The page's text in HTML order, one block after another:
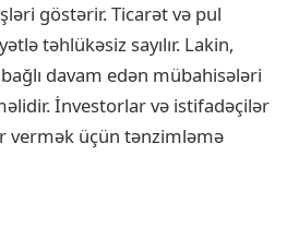
göstərir. Ticarət və pul
təhlükəsiz sayılır. Lakin,
davam edən mübahisələri
İnvestorlar və istifadəçilər
vermək üçün tənzimləmə